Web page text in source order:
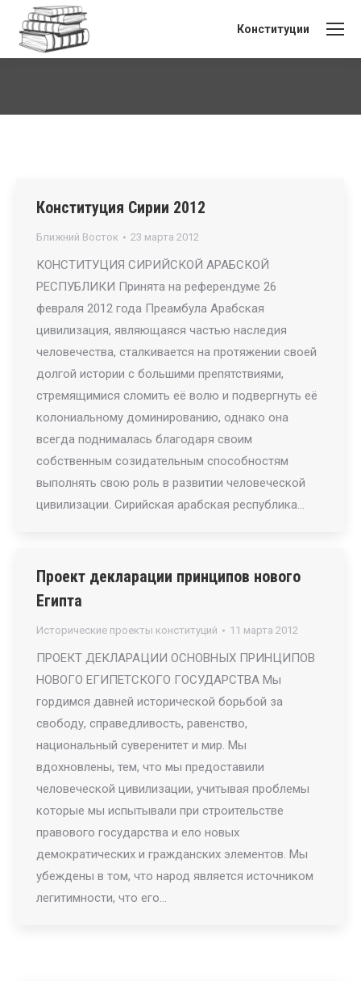
Конституции
Конституция Сирии 2012
Ближний Восток 23 марта 2012
КОНСТИТУЦИЯ СИРИЙСКОЙ АРАБСКОЙ
РЕСПУБЛИКИ Принята на референдуме 26
февраля 2012 года Преамбула Арабская
цивилизация, являющаяся частью наследия
человечества, сталкивается на протяжении своей
долгой истории с большими препятствиями,
стремящимися сломить её волю и подвергнуть её
колониальному доминированию, однако она
всегда поднималась благодаря своим
собственным созидательным способностям
выполнять свою роль в развитии человеческой
цивилизации. Сирийская арабская республика…
Проект декларации принципов нового
Египта
Исторические проекты конституций 11 марта 2012
ПРОЕКТ ДЕКЛАРАЦИИ ОСНОВНЫХ ПРИНЦИПОВ
НОВОГО ЕГИПЕТСКОГО ГОСУДАРСТВА Мы
гордимся давней исторической борьбой за
свободу, справедливость, равенство,
национальный суверенитет и мир. Мы
вдохновлены, тем, что мы предоставили
человеческой цивилизации, учитывая проблемы
которые мы испытывали при строительстве
правового государства и ело новых
демократических и гражданских элементов. Мы
убеждены в том, что народ является источником
легитимности, что его…